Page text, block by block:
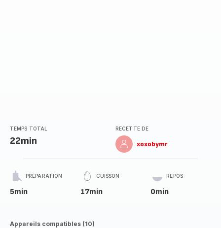
TEMPS TOTAL
22min
RECETTE DE
xoxobymr
PRÉPARATION
5min
CUISSON
17min
REPOS
0min
Appareils compatibles (10)